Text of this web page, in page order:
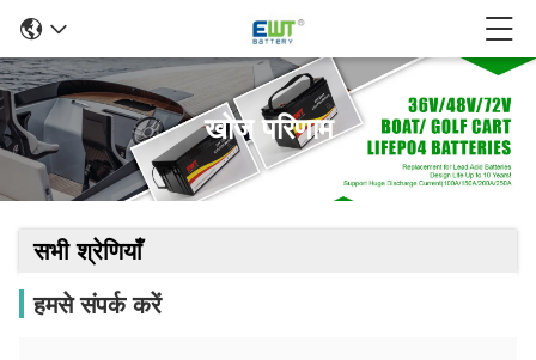
खोज परिणाम
सभी श्रेणियाँ
हमसे संपर्क करें